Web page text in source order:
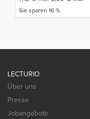
Sie sparen 16 %
LECTURIO
Über uns
Presse
Jobangebote